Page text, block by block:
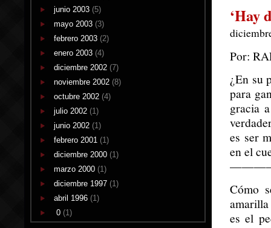
junio 2003 (5)
mayo 2003 (3)
febrero 2003 (2)
enero 2003 (4)
diciembre 2002 (7)
noviembre 2002 (8)
octubre 2002 (4)
julio 2002 (1)
junio 2002 (1)
febrero 2001 (1)
diciembre 2000 (1)
marzo 2000 (1)
diciembre 1997 (1)
abril 1996 (1)
0 (1)
‘Hay
Por:
¿En su
para
gracia
es ser
en el
Cómo
es el